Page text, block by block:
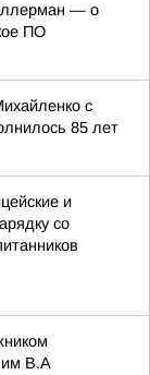
— о
ПО
с
85 лет
и
со
им В.А